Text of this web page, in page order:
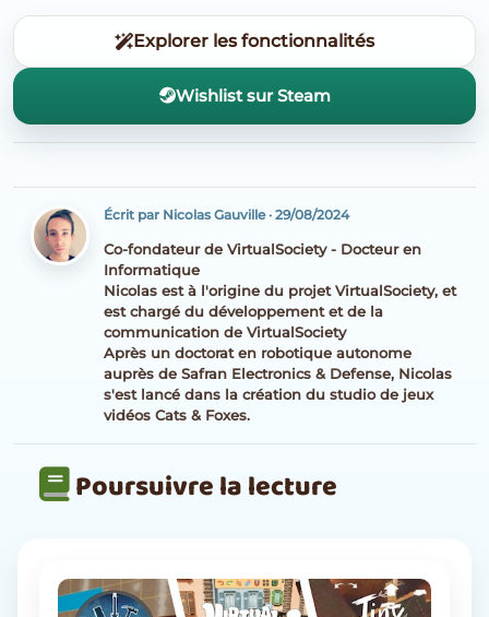
Explorer les fonctionnalités
Wishlist sur Steam
Écrit par Nicolas Gauville· 29/08/2024
Co-fondateur de VirtualSociety - Docteur en
Informatique
Nicolas est à l'origine du projet VirtualSociety, et
est chargé du développement et de la
communication de VirtualSociety
Après un doctorat en robotique autonome
auprès de Safran Electronics & Defense, Nicolas
s'est lancé dans la création du studio de jeux
vidéos Cats & Foxes.
Poursuivre la lecture